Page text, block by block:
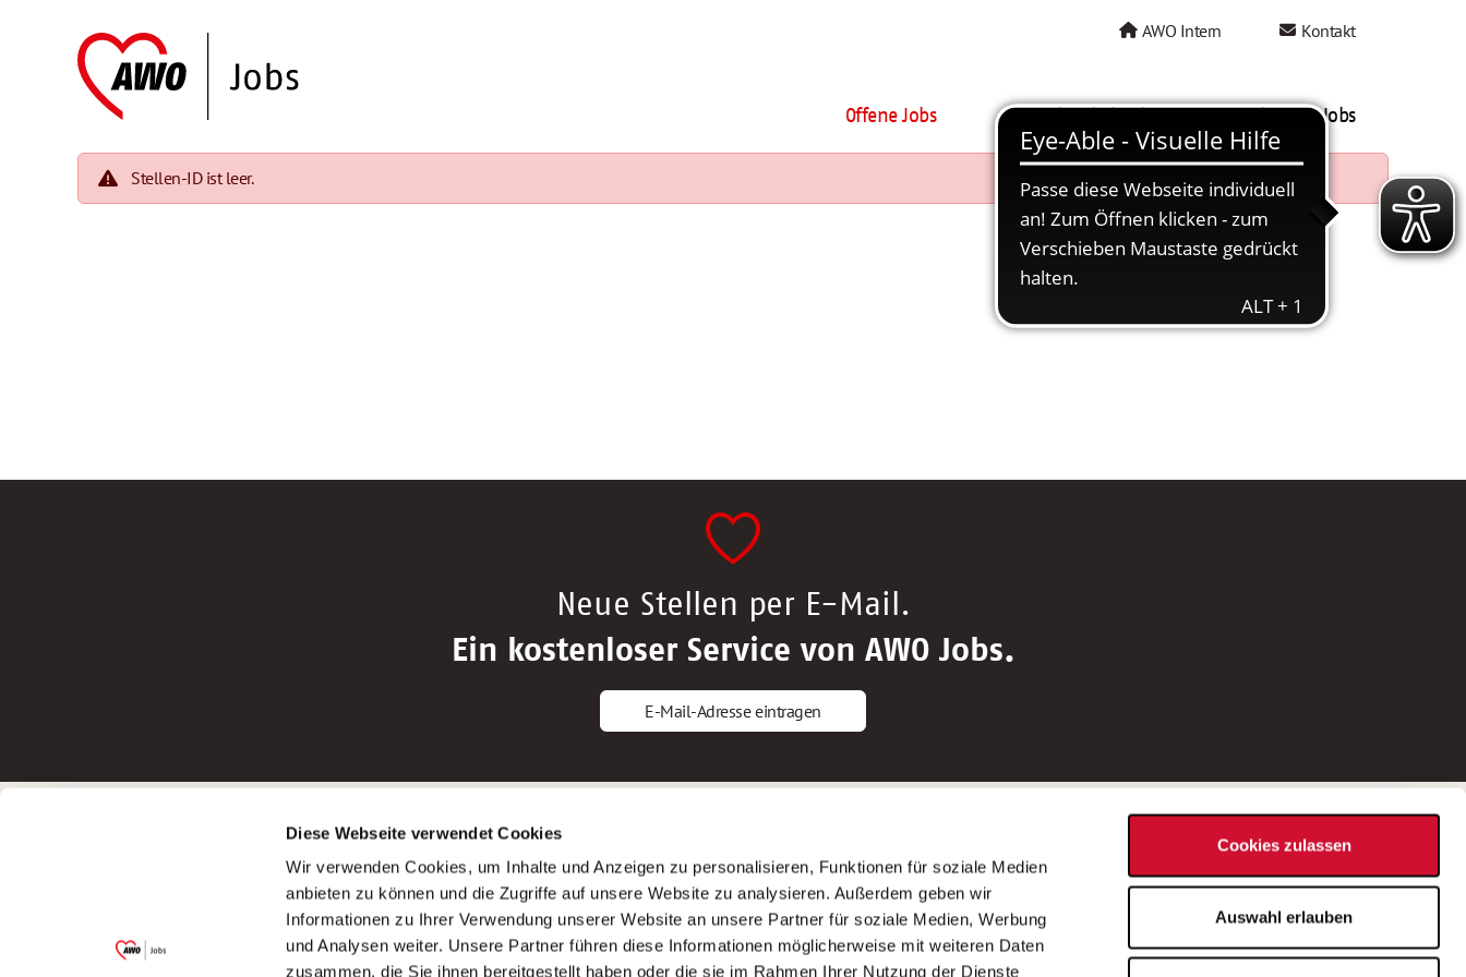
Diese Webseite verwendet Cookies
Wir verwenden Cookies, um Inhalte und Anzeigen zu personalisieren, Funktionen für soziale Medien
anbieten zu können und die Zugriffe auf unsere Website zu analysieren. Außerdem geben wir
Informationen zu Ihrer Verwendung unserer Website an unsere Partner für soziale Medien, Werbung
und Analysen weiter. Unsere Partner führen diese Informationen möglicherweise mit weiteren Daten
zusammen, die Sie ihnen bereitgestellt haben oder die sie im Rahmen Ihrer Nutzung der Dienste
Cookies zulassen
Auswahl erlauben
AWO Intern Kontakt
Offene Jobs AWO als Arbeitgeber Mein AWO Jobs
Stellen-ID ist leer.
Neue Stellen per E-Mail.
Ein kostenloser Service von AWO Jobs.
E-Mail-Adresse eintragen
Garitz Bewirtschaftungsbetriebe GmbH
(Ein Tochterunternehmen des AWO
Bezirksverbandes Unterfranken e.V.)
Bewerbungstipps
Bewerbung als Altenpfleger*in
Bewerbung als Krankenpfleger*in
Bewerbung als Altenpflegehelfer*in
Bewerbung als Erzieher*in
AWO Gliederungen nach Bundesland
Stellenangebote nach Bundesländern
Sitemap
Impressum
Datenschutz
Bei Fragen zu einer Stellenausschreibung
wenden Sie sich bitte an die*den in der
Stellenausschreibung genannte*n